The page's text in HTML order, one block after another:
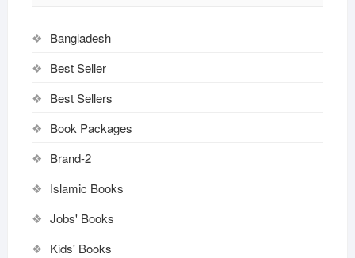
Bangladesh
Best Seller
Best Sellers
Book Packages
Brand-2
Islamic Books
Jobs' Books
Kids' Books